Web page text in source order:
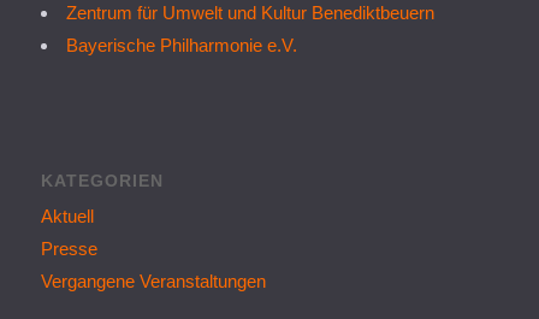
Zentrum für Umwelt und Kultur Benediktbeuern
Bayerische Philharmonie e.V.
KATEGORIEN
Aktuell
Presse
Vergangene Veranstaltungen